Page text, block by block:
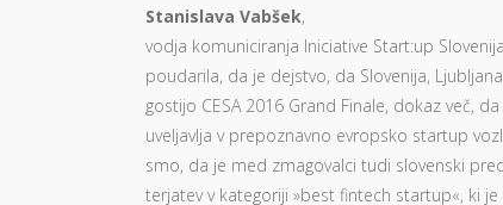
Stanislava Vabšek,
vodja komuniciranja Iniciative Start:up
poudarila, da je dejstvo, da Slovenija,
gostijo CESA 2016 Grand Finale, dokaz več,
uveljavlja v prepoznavno evropsko startup
smo, da je med zmagovalci tudi slovenski
terjatev v kategoriji »best fintech startup«, ki